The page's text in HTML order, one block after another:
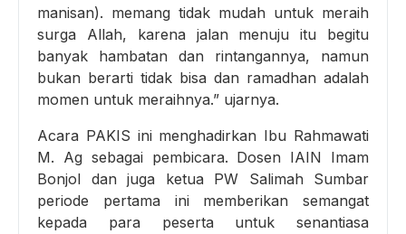
manisan). memang tidak mudah untuk meraih
surga Allah, karena jalan menuju itu begitu
banyak hambatan dan rintangannya, namun
bukan berarti tidak bisa dan ramadhan adalah
momen untuk meraihnya.” ujarnya.
Acara PAKIS ini menghadirkan Ibu Rahmawati
M. Ag sebagai pembicara. Dosen IAIN Imam
Bonjol dan juga ketua PW Salimah Sumbar
periode pertama ini memberikan semangat
kepada para peserta untuk senantiasa